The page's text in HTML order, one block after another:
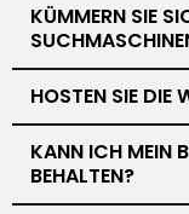
KÜMMERN SIE
HOSTEN SIE DIE
KANN ICH MEIN
BEHALTEN?